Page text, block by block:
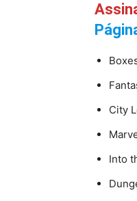
City
Into